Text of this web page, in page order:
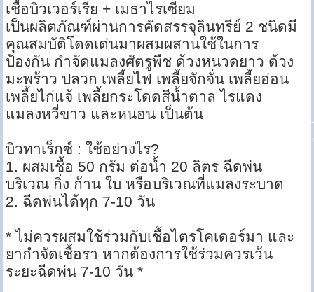
เชื้อบิวเวอร์เรีย + เมธาไรเซียม
เป็นผลิตภัณฑ์ผ่านการคัดสรรจุลินทรีย์ 2 ชนิดมี
คุณสมบัติโดดเด่นมาผสมผสานใช้ในการ
ป้องกัน กำจัดแมลงศัตรูพืช ด้วงหนวดยาว ด้วง
มะพร้าว ปลวก เพลี้ยไฟ เพลี้ยจักจั่น เพลี้ยอ่อน
เพลี้ยไก่แจ้ เพลี้ยกระโดดสีน้ำตาล ไรแดง
แมลงหวี่ขาว และหนอน เป็นต้น
บิวทาเร็กซ์ : ใช้อย่างไร?
1. ผสมเชื้อ 50 กรัม ต่อน้ำ 20 ลิตร ฉีดพ่น
บริเวณ กิ่ง ก้าน ใบ หรือบริเวณที่แมลงระบาด
2. ฉีดพ่นได้ทุก 7-10 วัน
* ไม่ควรผสมใช้ร่วมกับเชื้อไตรโคเดอร์มา และ
ยากำจัดเชื้อรา หากต้องการใช้ร่วมควรเว้น
ระยะฉีดพ่น 7-10 วัน *